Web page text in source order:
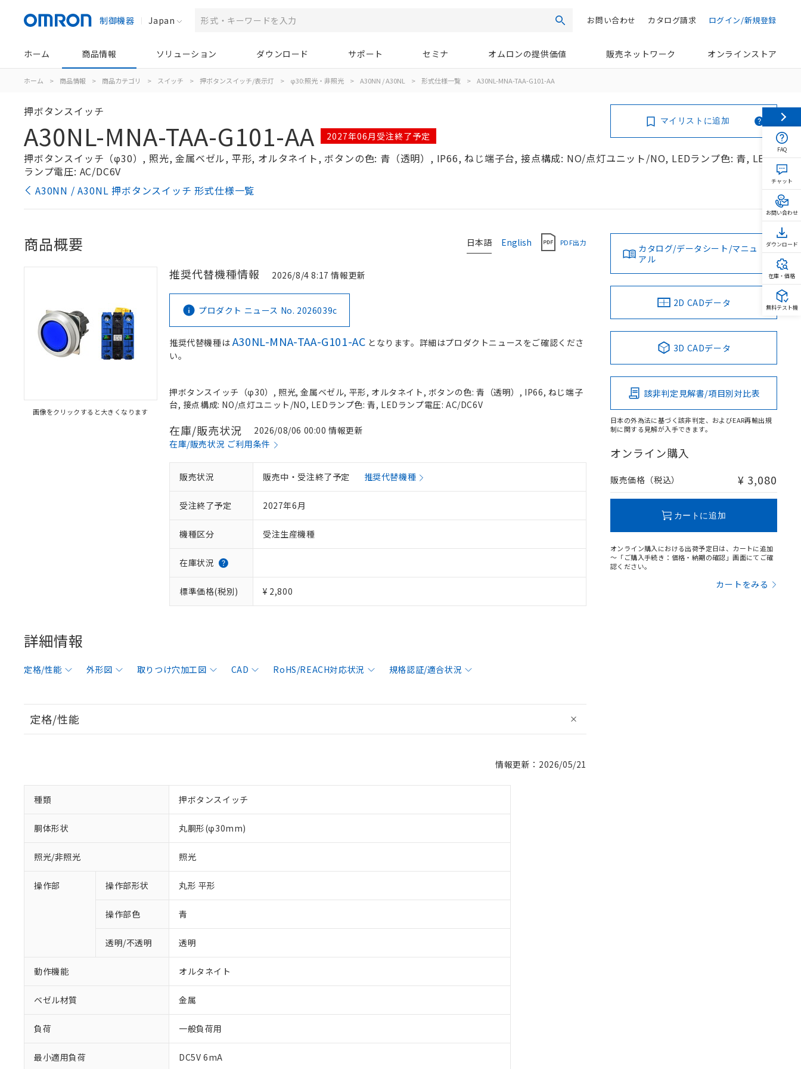
制御機器 Japan 検索 ログイン/新規登録
カタログ請求
お問い合わせ
ホーム 商品情報 ソリューション ダウンロード サポート セミナ オムロンの提供価値 販売ネットワーク オンラインストア
ホーム > 商品情報 > 商品カテゴリ > スイッチ > 押ボタンスイッチ/表示灯 > φ30:照光・非照光 > A30NN / A30NL > 形式仕様一覧 > A30NL-MNA-TAA-G101-AA
押ボタンスイッチ
A30NL-MNA-TAA-G101-AA 2027年06月受注終了予定
押ボタンスイッチ（φ30）, 照光, 金属ベゼル, 平形, オルタネイト, ボタンの色: 青（透明）, IP66, ねじ端子台, 接点構成: NO/点灯ユニット/NO, LEDランプ色: 青, LED
ランプ電圧: AC/DC6V
A30NN / A30NL 押ボタンスイッチ 形式仕様一覧
マイリストに追加
日本語 English PDF出力
商品概要
画像をクリックすると大きくなります
推奨代替機種情報 2026/8/4 8:17 情報更新
プロダクト ニュース No. 2026039c
推奨代替機種はA30NL-MNA-TAA-G101-AC となります。詳細はプロダクトニュースをご確認くださ
い。
押ボタンスイッチ（φ30）, 照光, 金属ベゼル, 平形, オルタネイト, ボタンの色: 青（透明）, IP66, ねじ端子
台, 接点構成: NO/点灯ユニット/NO, LEDランプ色: 青, LEDランプ電圧: AC/DC6V
在庫/販売状況
2026/08/06 00:00 情報更新
在庫/販売状況 ご利用条件
販売状況 販売中・受注終了予定 推奨代替機種
受注終了予定 2027年6月
機種区分 受注生産機種
在庫状況
標準価格(税別) ¥ 2,800
詳細情報
定格/性能 外形図 取りつけ穴加工図 CAD RoHS/REACH対応状況 規格認証/適合状況
定格/性能
情報更新：2026/05/21
種類 押ボタンスイッチ
胴体形状 丸胴形(φ30mm)
照光/非照光 照光
操作部 操作部形状 丸形 平形
操作部色 青
透明/不透明 透明
動作機能 オルタネイト
ベゼル材質 金属
負荷 一般負荷用
最小適用負荷 DC5V 6mA
カタログ/データシート/マニュ
アル
2D CADデータ
3D CADデータ
該非判定見解書/項目別対比表
日本の外為法に基づく該非判定、およびEAR再輸出規
制に関する見解が入手できます。
オンライン購入
販売価格（税込） ¥ 3,080
カートに追加
オンライン購入における出荷予定日は、カートに追加
～「ご購入手続き：価格・納期の確認」画面にてご確
認ください。
カートをみる
※1 対応状況
FAQ
チャット
お問い合わせ
ダウンロード
在庫・価格
無料テスト機